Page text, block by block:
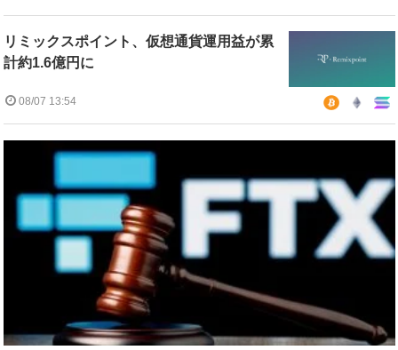
リミックスポイント、仮想通貨運用益が累
計約1.6億円に
08/07 13:54